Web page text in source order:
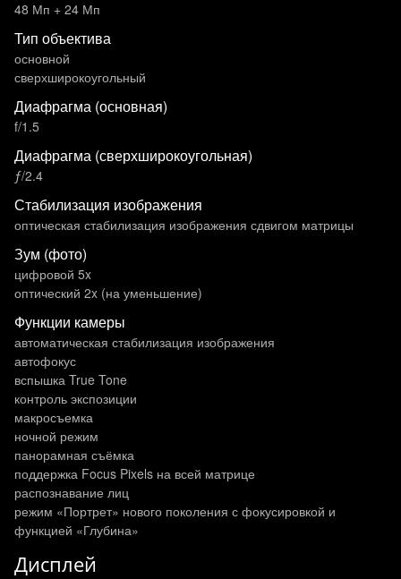
48 Мп + 24 Мп
Тип объектива
основной
сверхширокоугольный
Диафрагма (основная)
f/1.5
Диафрагма (сверхширокоугольная)
ƒ/2.4
Стабилизация изображения
оптическая стабилизация изображения сдвигом матрицы
Зум (фото)
цифровой 5x
оптический 2x (на уменьшение)
Функции камеры
автоматическая стабилизация изображения
автофокус
вспышка True Tone
контроль экспозиции
макросъемка
ночной режим
панорамная съёмка
поддержка Focus Pixels на всей матрице
распознавание лиц
режим «Портрет» нового поколения с фокусировкой и
функцией «Глубина»
Дисплей